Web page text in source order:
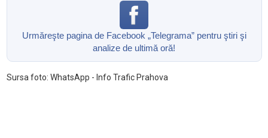
Urmăreşte pagina de Facebook „Telegrama” pentru ştiri şi
analize de ultimă oră!
Sursa foto: WhatsApp - Info Trafic Prahova